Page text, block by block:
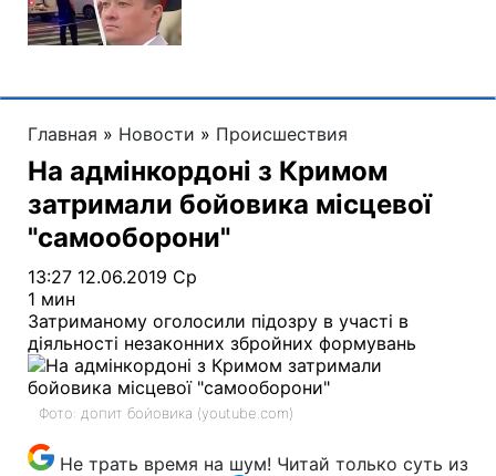
Главная » Новости » Происшествия
На адмінкордоні з Кримом
затримали бойовика місцевої
"самооборони"
13:27 12.06.2019 Ср
1 мин
Затриманому оголосили підозру в участі в
діяльності незаконних збройних формувань
Фото: допит бойовика (youtube.com)
Не трать время на шум! Читай только суть из